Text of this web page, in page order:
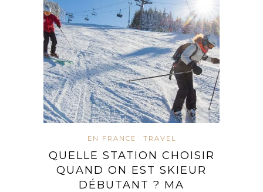
EN FRANCE TRAVEL
QUELLE STATION CHOISIR
QUAND ON EST SKIEUR
DÉBUTANT ? MA